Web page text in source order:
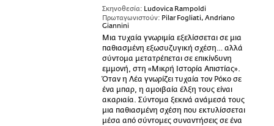
Σκηνοθεσία: Ludovica Rampoldi
Πρωταγωνιστούν: Pilar Fogliati, Andriano
Giannini
Μια τυχαία γνωριμία εξελίσσεται σε μια
παθιασμένη εξωσυζυγική σχέση… αλλά
σύντομα μετατρέπεται σε επικίνδυνη
εμμονή, στη «Μικρή Ιστορία Απιστίας».
Όταν η Λέα γνωρίζει τυχαία τον Ρόκο σε
ένα μπαρ, η αμοιβαία έλξη τους είναι
ακαριαία. Σύντομα ξεκινά ανάμεσά τους
μια παθιασμένη σχέση που εκτυλίσσεται
μέσα από σύντομες συναντήσεις σε ένα